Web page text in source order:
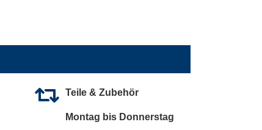
Teile & Zubehör
Montag bis Donnerstag